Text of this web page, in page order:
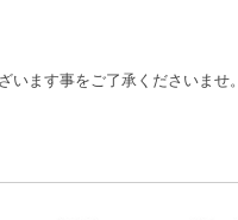
ます事をご了承くださいませ。